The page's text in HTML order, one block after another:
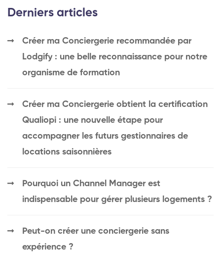
Derniers articles
Créer ma Conciergerie recommandée par
Lodgify : une belle reconnaissance pour notre
organisme de formation
Créer ma Conciergerie obtient la certification
Qualiopi : une nouvelle étape pour
accompagner les futurs gestionnaires de
locations saisonnières
Pourquoi un Channel Manager est
indispensable pour gérer plusieurs logements ?
Peut-on créer une conciergerie sans
expérience ?